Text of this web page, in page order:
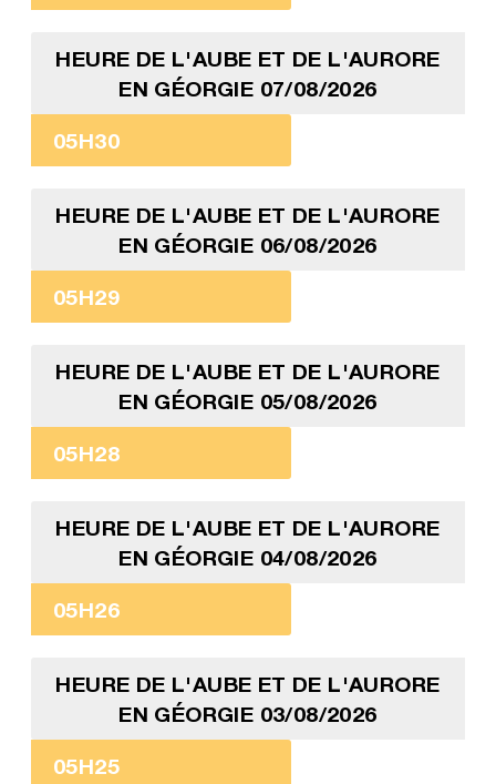
HEURE DE L'AUBE ET DE L'AURORE
EN GÉORGIE 07/08/2026
05H30
HEURE DE L'AUBE ET DE L'AURORE
EN GÉORGIE 06/08/2026
05H29
HEURE DE L'AUBE ET DE L'AURORE
EN GÉORGIE 05/08/2026
05H28
HEURE DE L'AUBE ET DE L'AURORE
EN GÉORGIE 04/08/2026
05H26
HEURE DE L'AUBE ET DE L'AURORE
EN GÉORGIE 03/08/2026
05H25